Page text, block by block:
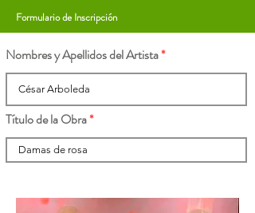
Formulario de Inscripción
Nombres y Apellidos del Artista
Título de la Obra